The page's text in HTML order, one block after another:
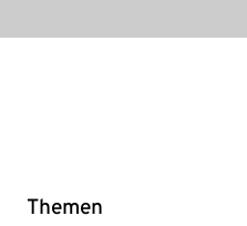
Themen